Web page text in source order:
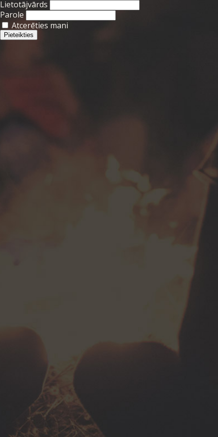
Lietotājvārds
Parole
Atcerēties mani